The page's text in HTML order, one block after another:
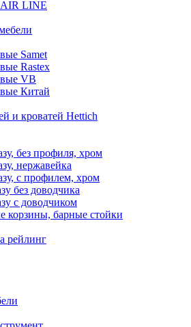
LINE
Samet
Rastex
VB
Китай
и кроватей Hettich
без профиля, хром
нержавейка
с профилем, хром
без доводчика
с доводчиком
корзины, барные стойки
рейлинг